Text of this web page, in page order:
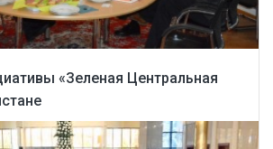
«Зеленая Центральная